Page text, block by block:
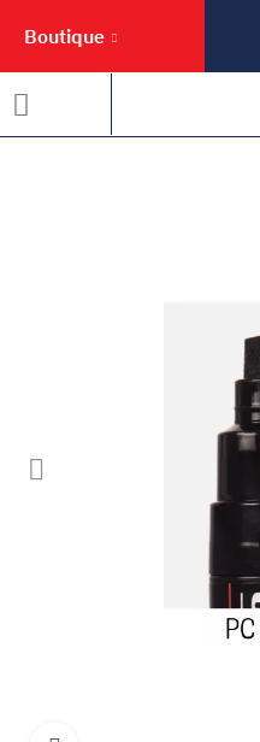
Boutique